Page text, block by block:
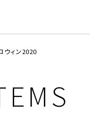
ウィン2020